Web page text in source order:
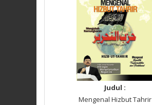
Judul :
Mengenal Hizbut Tahrir